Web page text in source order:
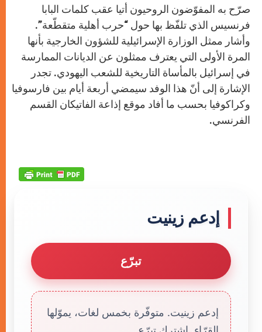
صرّح به المفوّضون الروحيون أتيا عقب كلمات البابا
فرنسيس الذي تلفّظ بها حول “حرب أهلية متقطّعة”.
وأشار ممثل الوزارة الإسرائيلية للشؤون الخارجية بأنها
المرة الأولى التي يعترف ممثلون عن الديانات الممارسة
في إسرائيل بالمأساة التاريخية للشعب اليهودي. تجدر
الإشارة إلى أنّ هذا الوفد سيمضي أربعة أيام بين فارسوفيا
وكراكوفيا بحسب ما أفاد موقع إذاعة الفاتيكان القسم
الفرنسي.
إدعم زينيت
تبرّع
إدعم زينيت. متوفّرة بخمس لغات، يموّلها